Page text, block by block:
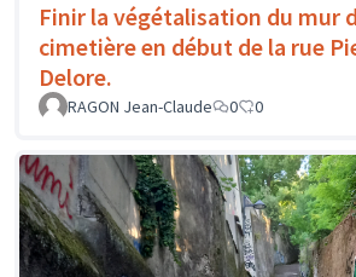
Finir la végétalisation du mur
cimetière en début de la rue
Delore.
RAGON Jean-Claude 0 0